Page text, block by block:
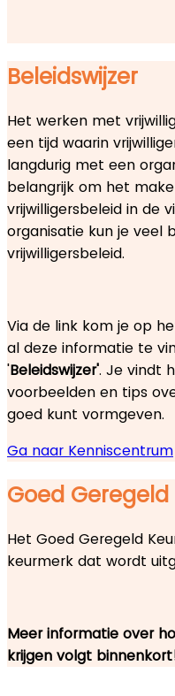
Beleidswijzer
Het werken met
een tijd waarin
langdurig met een
belangrijk om het
vrijwilligersbeleid in de
organisatie kun je veel
vrijwilligersbeleid.
Via de link kom je op
al deze informatie te
'Beleidswijzer'. Je vindt
voorbeelden en tips
goed kunt vormgeven.
Ga naar Kenniscentrum
Goed
Het Goed Geregeld
keurmerk dat wordt
Meer informatie over
krijgen volgt